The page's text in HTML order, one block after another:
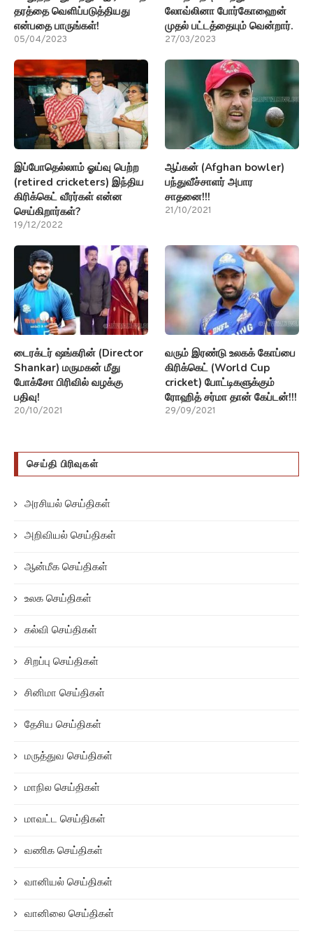
தரத்தை வெளிப்படுத்தியது
என்பதை பாருங்கள்!
05/04/2023
லோவ்லினா போர்கோஹைன்
முதல் பட்டத்தையும் வென்றார்.
27/03/2023
இப்போதெல்லாம் ஓய்வு பெற்ற
(retired cricketers) இந்திய
கிரிக்கெட் வீரர்கள் என்ன
செய்கிறார்கள்?
19/12/2022
ஆப்கன் (Afghan bowler)
பந்துவீச்சாளர் அபார
சாதனை!!!
21/10/2021
டைரக்டர் ஷங்கரின் (Director
Shankar) மருமகன் மீது
போக்சோ பிரிவில் வழக்கு
பதிவு!
20/10/2021
வரும் இரண்டு உலகக் கோப்பை
கிரிக்கெட் (World Cup
cricket) போட்டிகளுக்கும்
ரோஹித் சர்மா தான் கேப்டன்!!!
29/09/2021
செய்தி பிரிவுகள்
அரசியல் செய்திகள்
அறிவியல் செய்திகள்
ஆன்மீக செய்திகள்
உலக செய்திகள்
கல்வி செய்திகள்
சிறப்பு செய்திகள்
சினிமா செய்திகள்
தேசிய செய்திகள்
மருத்துவ செய்திகள்
மாநில செய்திகள்
மாவட்ட செய்திகள்
வணிக செய்திகள்
வானியல் செய்திகள்
வானிலை செய்திகள்